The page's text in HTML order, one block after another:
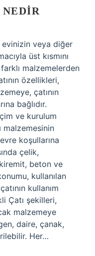
evinizin veya diğer
üst kısmını
malzemelerden
özellikleri,
çatının
bağlıdır.
ve kurulum
malzemesinin
koşullarına
çelik,
beton ve
kullanılan
kullanım
Çatı şekilleri,
malzemeye
daire, çanak,
Her…